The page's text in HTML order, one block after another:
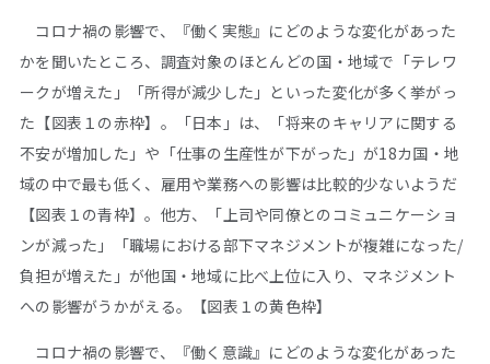
コロナ禍の影響で、『働く実態』にどのような変化があった
かを聞いたところ、調査対象のほとんどの国・地域で「テレワ
ークが増えた」「所得が減少した」といった変化が多く挙がっ
た【図表１の赤枠】。「日本」は、「将来のキャリアに関する
不安が増加した」や「仕事の生産性が下がった」が18カ国・地
域の中で最も低く、雇用や業務への影響は比較的少ないようだ
【図表１の青枠】。他方、「上司や同僚とのコミュニケーショ
ンが減った」「職場における部下マネジメントが複雑になった/
負担が増えた」が他国・地域に比べ上位に入り、マネジメント
への影響がうかがえる。【図表１の黄色枠】
コロナ禍の影響で、『働く意識』にどのような変化があった